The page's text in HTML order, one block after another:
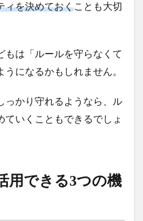
ィを決めておくことも大切
もは「ルールを守らなくて
になるかもしれません。
っかり守れるようなら、ル
ていくこともできるでしょ
用できる3つの機